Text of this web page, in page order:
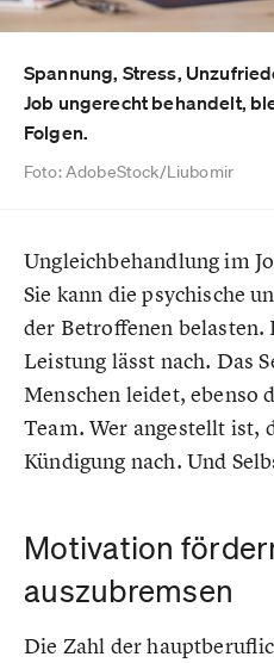
Spannung, Stress,
Job ungerecht behandelt,
Folgen.
Foto: AdobeStock/Liubomir
Ungleichbehandlung im
Sie kann die psychische
der Betroffenen
Leistung lässt nach. Das
Menschen leidet, ebenso
Team. Wer angestellt ist,
Kündigung nach. Und
Motivation
auszubremsen
Die Zahl der